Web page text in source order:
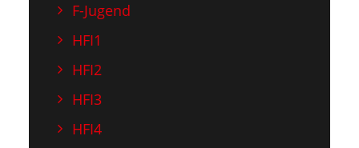
F-Jugend
HFI1
HFI2
HFI3
HFI4